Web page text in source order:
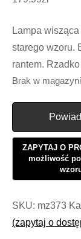
Lampa
starego wzoru.
rantem.
Brak w
SKU: mz373
(zapytaj o